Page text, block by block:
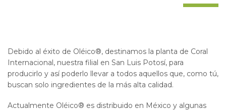
Debido al éxito de Oléico®, destinamos la planta de Coral
Internacional, nuestra filial en San Luis Potosí, para
producirlo y así poderlo llevar a todos aquellos que, como tú,
buscan solo ingredientes de la más alta calidad.
Actualmente Oléico® es distribuido en México y algunas